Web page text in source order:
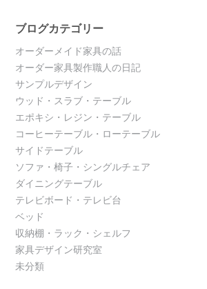
ブログカテゴリー
オーダーメイド家具の話
オーダー家具製作職人の日記
サンプルデザイン
ウッド・スラブ・テーブル
エポキシ・レジン・テーブル
コーヒーテーブル・ローテーブル
サイドテーブル
ソファ・椅子・シングルチェア
ダイニングテーブル
テレビボード・テレビ台
ベッド
収納棚・ラック・シェルフ
家具デザイン研究室
未分類